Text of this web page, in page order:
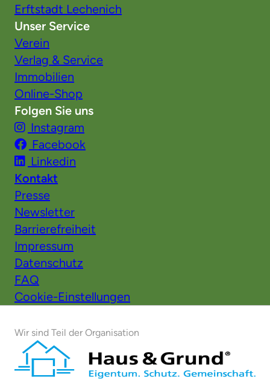
Erftstadt Lechenich
Unser Service
Verein
Verlag & Service
Immobilien
Online-Shop
Folgen Sie uns
Instagram
Facebook
Linkedin
Kontakt
Presse
Newsletter
Barrierefreiheit
Impressum
Datenschutz
FAQ
Cookie-Einstellungen
Wir sind Teil der Organisation